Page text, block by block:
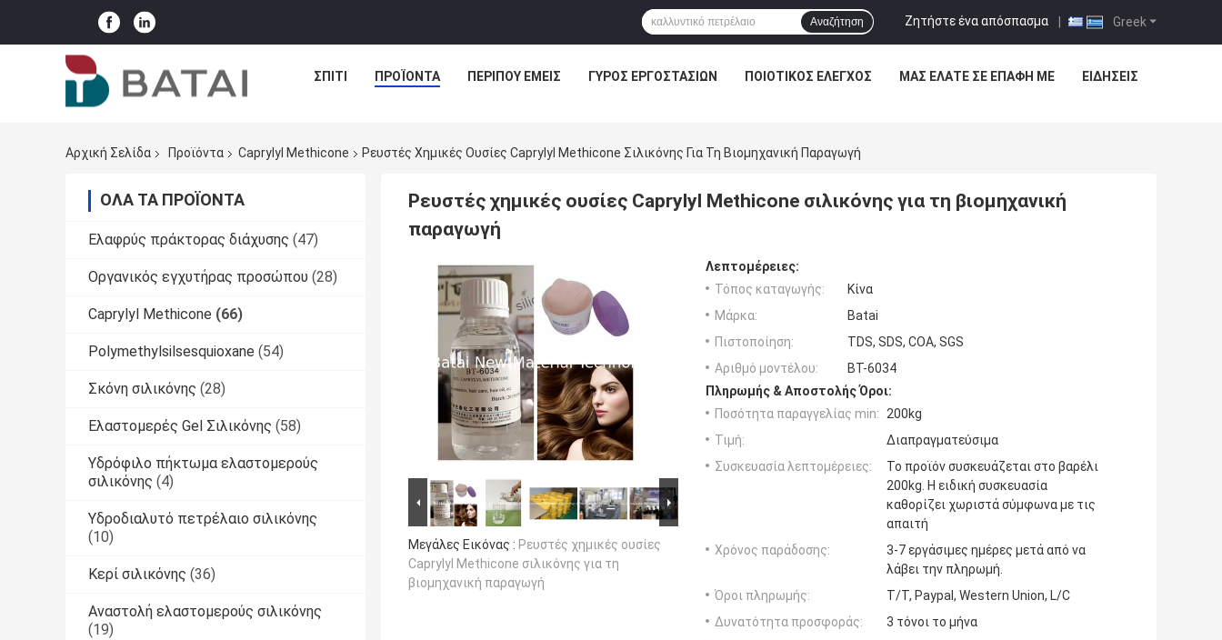
Greek
Ζητήστε ένα απόσπασμα |
Αναζήτηση
ΣΠΊΤΙ ΠΡΟΪΌΝΤΑ ΠΕΡΊΠΟΥ ΕΜΕΊΣ ΓΎΡΟΣ ΕΡΓΟΣΤΑΣΊΩΝ ΠΟΙΟΤΙΚΌΣ ΈΛΕΓΧΟΣ ΜΑΣ ΕΛΆΤΕ ΣΕ ΕΠΑΦΉ ΜΕ ΕΙΔΉΣΕΙΣ
Αρχική Σελίδα Προϊόντα Caprylyl Methicone Ρευστές Χημικές Ουσίες Caprylyl Methicone Σιλικόνης Για Τη Βιομηχανική Παραγωγή
ΌΛΑ ΤΑ ΠΡΟΪΌΝΤΑ
Ελαφρύς πράκτορας διάχυσης (47)
Οργανικός εγχυτήρας προσώπου (28)
Caprylyl Methicone (66)
Polymethylsilsesquioxane (54)
Σκόνη σιλικόνης (28)
Ελαστομερές Gel Σιλικόνης (58)
Υδρόφιλο πήκτωμα ελαστομερούς
σιλικόνης (4)
Υδροδιαλυτό πετρέλαιο σιλικόνης
(10)
Κερί σιλικόνης (36)
Αναστολή ελαστομερούς σιλικόνης
(19)
Ρευστές χημικές ουσίες Caprylyl Methicone σιλικόνης για τη βιομηχανική
παραγωγή
Μεγάλες Εικόνας : Ρευστές χημικές ουσίες
Caprylyl Methicone σιλικόνης για τη
βιομηχανική παραγωγή
Λεπτομέρειες:
Τόπος καταγωγής:
Κίνα
Μάρκα:
Batai
Πιστοποίηση:
TDS, SDS, COA, SGS
Αριθμό μοντέλου:
BT-6034
Πληρωμής & Αποστολής Όροι:
Ποσότητα παραγγελίας min: 200kg
Τιμή:
Διαπραγματεύσιμα
Συσκευασία λεπτομέρειες:
Το προϊόν συσκευάζεται στο βαρέλι
200kg. Η ειδική συσκευασία
καθορίζει χωριστά σύμφωνα με τις
απαιτή
Χρόνος παράδοσης:
3-7 εργάσιμες ημέρες μετά από να
λάβει την πληρωμή.
Όροι πληρωμής:
T/T, Paypal, Western Union, L/C
Δυνατότητα προσφοράς:
3 τόνοι το μήνα